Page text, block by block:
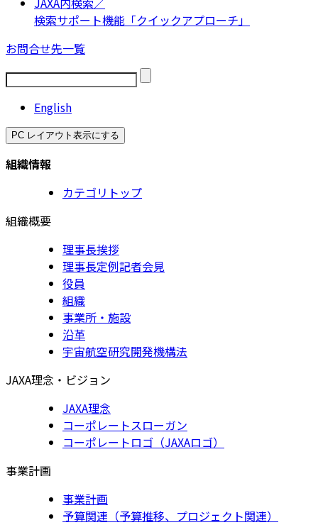
検索サポート機能「クイックアプローチ」
お問合せ先一覧
English
PC レイアウト表示にする
組織情報
カテゴリトップ
組織概要
理事長挨拶
理事長定例記者会見
役員
組織
事業所・施設
沿革
宇宙航空研究開発機構法
JAXA理念・ビジョン
JAXA理念
コーポレートスローガン
コーポレートロゴ（JAXAロゴ）
事業計画
事業計画
予算関連（予算推移、プロジェクト関連）